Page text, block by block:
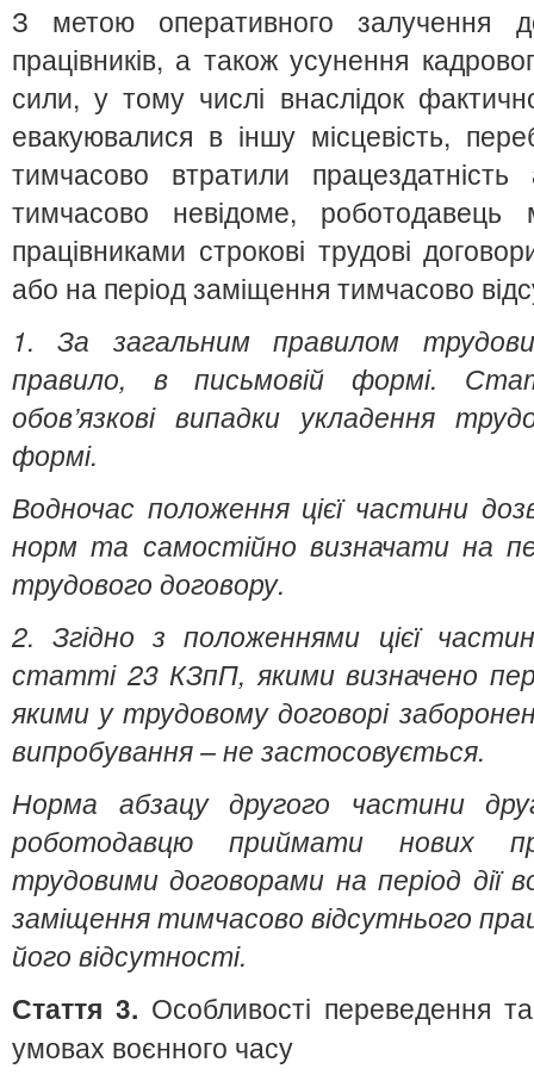
З метою оперативного залучення
працівників, а також усунення
сили, у тому числі внаслідок
евакуювалися в іншу місцевість,
тимчасово втратили
тимчасово невідоме,
працівниками строкові трудові
або на період заміщення тимчасово
1. За загальним правилом
правило, в письмовій формі.
обов’язкові випадки укладення
формі.
Водночас положення цієї частини
норм та самостійно визначати на
трудового договору.
2. Згідно з положеннями цієї
статті 23 КЗпП, якими визначено
якими у трудовому договорі
випробування – не застосовується.
Норма абзацу другого частини
роботодавцю приймати нових
трудовими договорами на період дії
заміщення тимчасово відсутнього
його відсутності.
Стаття 3. Особливості переведення
умовах воєнного часу